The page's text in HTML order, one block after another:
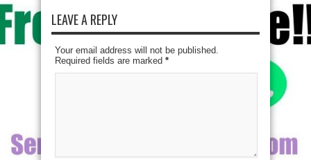
LEAVE A REPLY
Your email address will not be published.
Required fields are marked *